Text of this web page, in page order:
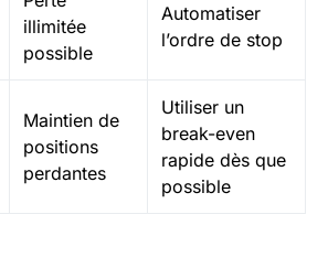
illimitée
possible
Automatiser
l’ordre de stop
Maintien de
positions
perdantes
Utiliser un
break-even
rapide dès que
possible